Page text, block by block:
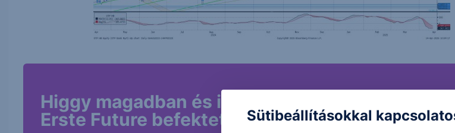
Higgy magadban és indíts
Erste Future befektetést!Sütibeállításokkal